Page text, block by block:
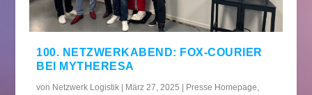
100. NETZWERKABEND: FOX-COURIER
BEI MYTHERESA
von Netzwerk Logistik | März 27, 2025 | Presse Homepage